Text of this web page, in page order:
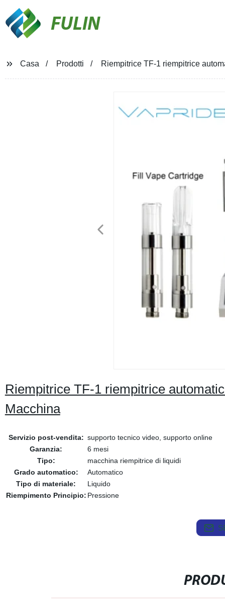
FULIN
Casa Prodotti Riempitrice TF-1 riempitrice
Riempitrice TF-1 riempitrice
Macchina
Servizio post-vendita: supporto tecnico video, supporto online
Garanzia:
6 mesi
Tipo:
macchina riempitrice di liquidi
Grado automatico:
Automatico
Tipo di materiale:
Liquido
Riempimento Principio: Pressione